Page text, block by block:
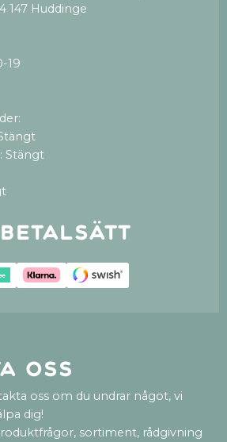
147 Huddinge
19
Stängt
betalsätt
oss
oss om du undrar något, vi
dig!
sortiment, rådgivning